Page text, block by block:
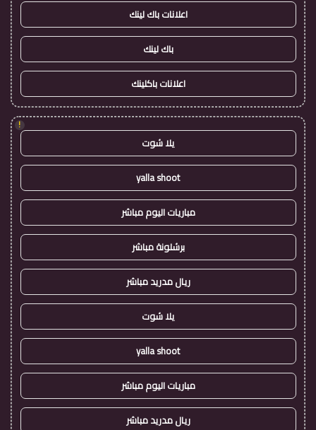
اعلانات باك لينك
باك لينك
اعلانات باكلينك
!
يلا شوت
yalla shoot
مباريات اليوم مباشر
برشلونة مباشر
ريال مدريد مباشر
يلا شوت
yalla shoot
مباريات اليوم مباشر
ريال مدريد مباشر